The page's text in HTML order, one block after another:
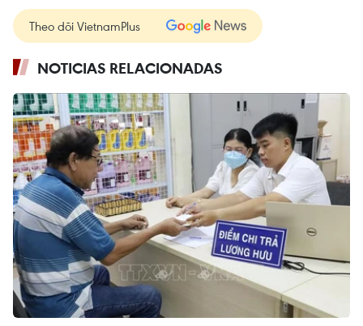
Theo dõi VietnamPlus
NOTICIAS RELACIONADAS